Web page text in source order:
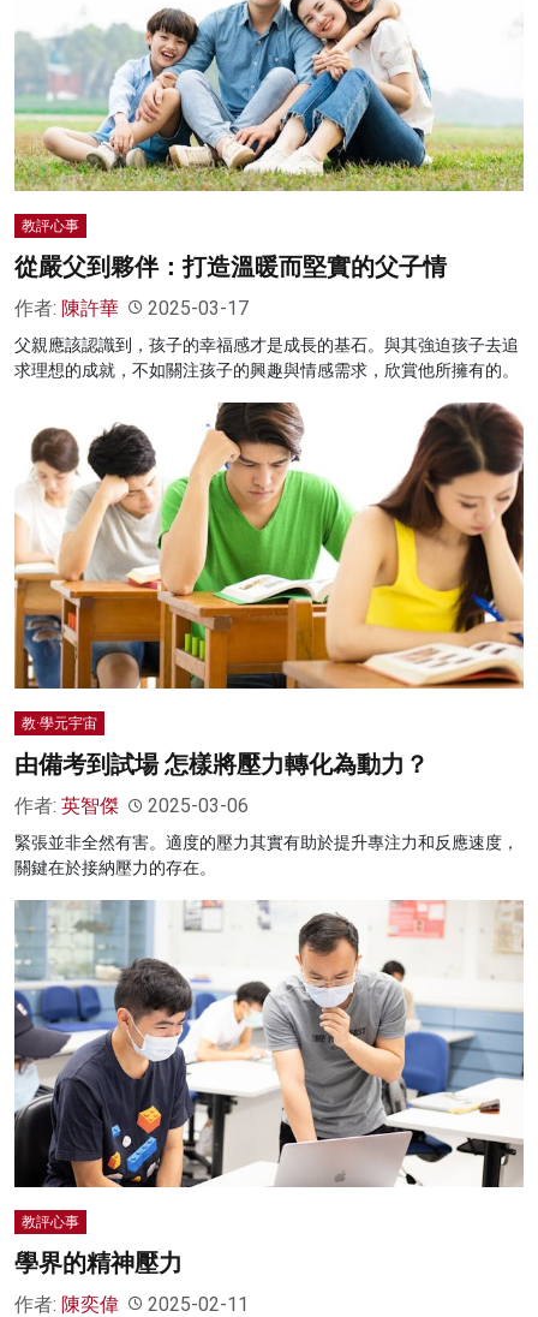
教評心事
從嚴父到夥伴：打造溫暖而堅實的父子情
作者: 陳許華 2025-03-17
父親應該認識到，孩子的幸福感才是成長的基石。與其強迫孩子去追
求理想的成就，不如關注孩子的興趣與情感需求，欣賞他所擁有的。
教·學元宇宙
由備考到試場 怎樣將壓力轉化為動力？
作者: 英智傑 2025-03-06
緊張並非全然有害。適度的壓力其實有助於提升專注力和反應速度，
關鍵在於接納壓力的存在。
教評心事
學界的精神壓力
作者: 陳奕偉 2025-02-11